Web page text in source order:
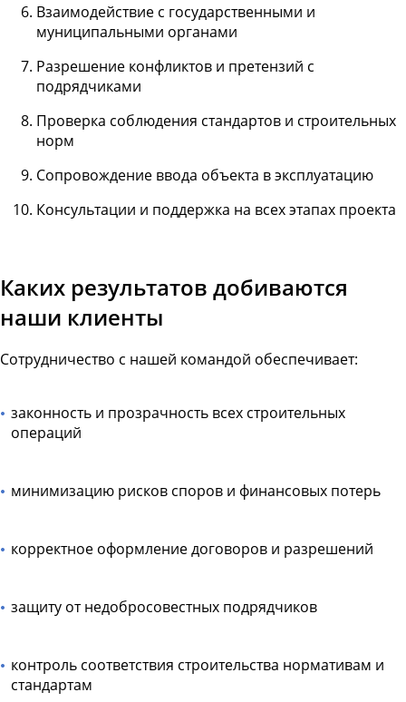
Взаимодействие с государственными и
муниципальными органами
Разрешение конфликтов и претензий с
подрядчиками
Проверка соблюдения стандартов и строительных
норм
Сопровождение ввода объекта в эксплуатацию
Консультации и поддержка на всех этапах проекта
Каких результатов добиваются
наши клиенты
Сотрудничество с нашей командой обеспечивает:
законность и прозрачность всех строительных
операций
минимизацию рисков споров и финансовых потерь
корректное оформление договоров и разрешений
защиту от недобросовестных подрядчиков
контроль соответствия строительства нормативам и
стандартам